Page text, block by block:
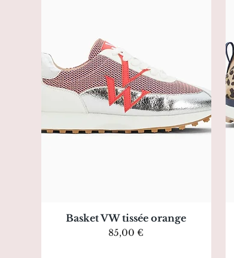
Aperçu rapide
Basket VW tissée orange
Prix
85,00 €